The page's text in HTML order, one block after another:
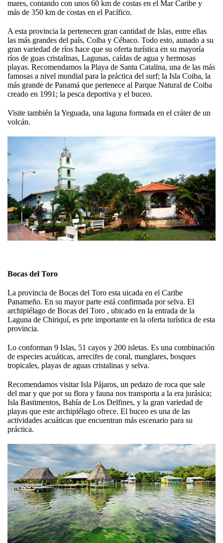
mares, contando con unos 60 km de costas en el Mar Caribe y
más de 350 km de costas en el Pacífico.
A esta provincia la pertenecen gran cantidad de Islas, entre ellas
las más grandes del país, Coiba y Cébaco. Todo esto, aunado a su
gran variedad de ríos hace que su oferta turística en su mayoría
ríos de guas cristalinas, Lagunas, caídas de agua y hermosas
playas. Recomendamos la Playa de Santa Catalina, una de las más
famosas a nivel mundial para la práctica del surf; la Isla Coiba, la
más grande de Panamá que pertenece al Parque Natural de Coiba
creado en 1991; la pesca deportiva y el buceo.
Visite también la Yeguada, una laguna formada en el cráter de un
volcán.
Bocas del Toro
La provincia de Bocas del Toro esta uicada en el Caribe
Panameño. En su mayor parte está confirmada por selva. El
archipiélago de Bocas del Toro , ubicado en la entrada de la
Laguna de Chiriquí, es prte importante en la oferta turística de esta
provincia.
Lo conforman 9 Islas, 51 cayos y 200 isletas. Es una combinación
de especies acuáticas, arrecifes de coral, manglares, bosques
tropicales, playas de aguas cristalinas y selva.
Recomendamos visitar Isla Pájaros, un pedazo de roca que sale
del mar y que por su flora y fauna nos transporta a la era jurásica;
Isla Bastimentos, Bahía de Los Delfines, y la gran variedad de
playas que este archipiélago ofrece. El buceo es una de las
actividades acuáticas que encuentran más escenario para su
práctica.